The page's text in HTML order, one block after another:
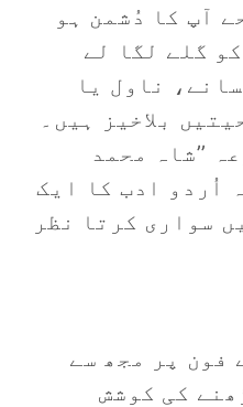
آپ کا دُشمن ہو
گلے لگا لے
ناول یا
بلاخیز ہیں۔
’’شاہ محمد
اُردو ادب کا ایک
سواری کرتا نظر
فون پر مجھ سے
کی کوشش